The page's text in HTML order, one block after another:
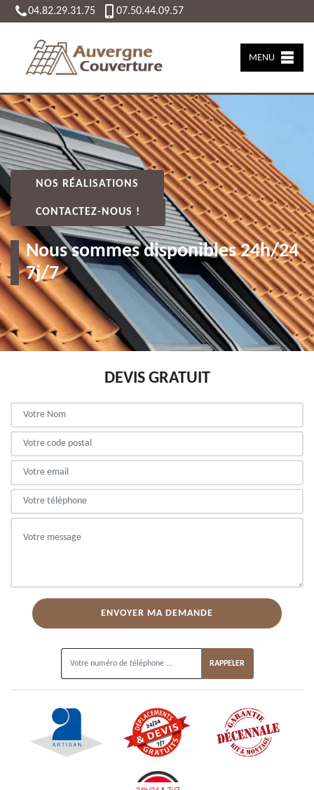
04.82.29.31.75 07.50.44.09.57
MENU
NOS RÉALISATIONS
CONTACTEZ-NOUS !
Nous sommes disponibles 24h/24
7j/7
DEVIS GRATUIT